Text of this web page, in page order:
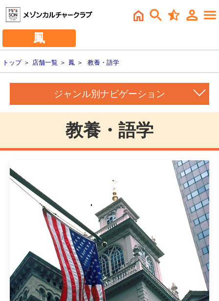
鳳
トップ＞ 店舗一覧 ＞ 鳳 ＞ 教養・語学
ジャンル別ナビゲーション
教養・語学